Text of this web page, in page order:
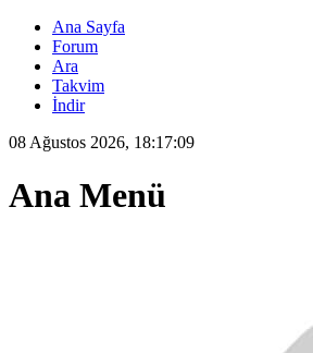
Ana Sayfa
Forum
Ara
Takvim
İndir
08 Ağustos 2026, 18:17:09
Ana Menü